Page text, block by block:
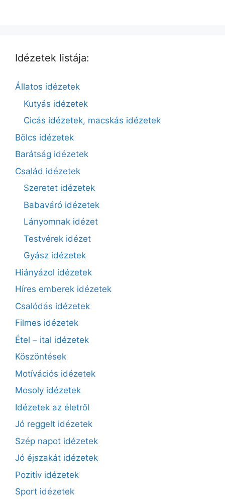
Idézetek listája:
Állatos idézetek
Kutyás idézetek
Cicás idézetek, macskás idézetek
Bölcs idézetek
Barátság idézetek
Család idézetek
Szeretet idézetek
Babaváró idézetek
Lányomnak idézet
Testvérek idézet
Gyász idézetek
Hiányázol idézetek
Híres emberek idézetek
Csalódás idézetek
Filmes idézetek
Étel – ital idézetek
Köszöntések
Motívációs idézetek
Mosoly idézetek
Idézetek az életről
Jó reggelt idézetek
Szép napot idézetek
Jó éjszakát idézetek
Pozitív idézetek
Sport idézetek